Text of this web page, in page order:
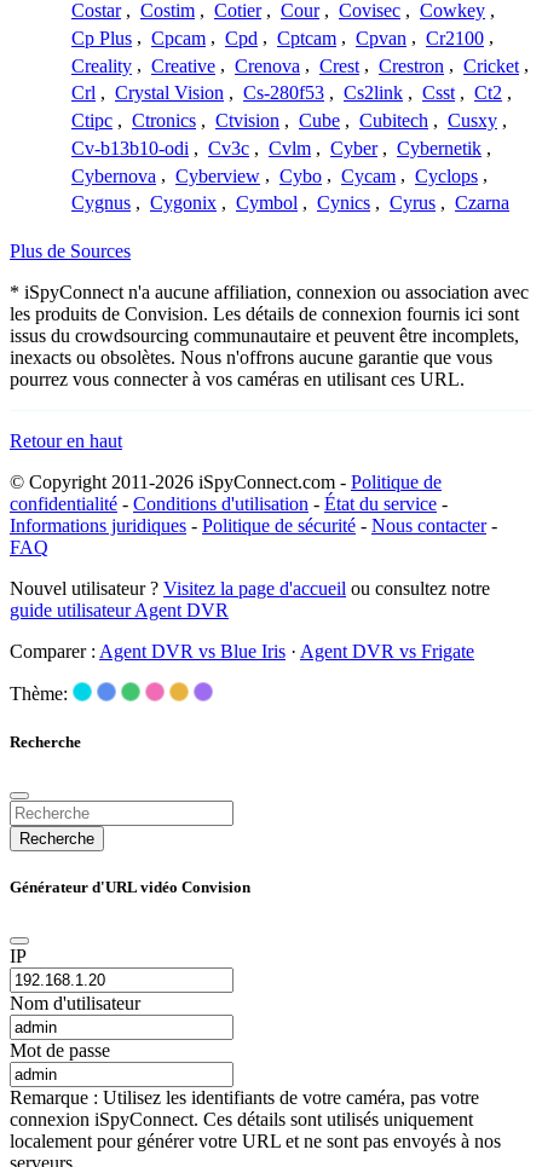
Costar , Costim , Cotier , Cour , Covisec , Cowkey ,
Cp Plus , Cpcam , Cpd , Cptcam , Cpvan , Cr2100 ,
Creality , Creative , Crenova , Crest , Crestron , Cricket ,
Crl , Crystal Vision , Cs-280f53 , Cs2link , Csst , Ct2 ,
Ctipc , Ctronics , Ctvision , Cube , Cubitech , Cusxy ,
Cv-b13b10-odi , Cv3c , Cvlm , Cyber , Cybernetik ,
Cybernova , Cyberview , Cybo , Cycam , Cyclops ,
Cygnus , Cygonix , Cymbol , Cynics , Cyrus , Czarna
Plus de Sources
* iSpyConnect n'a aucune affiliation, connexion ou association avec
les produits de Convision. Les détails de connexion fournis ici sont
issus du crowdsourcing communautaire et peuvent être incomplets,
inexacts ou obsolètes. Nous n'offrons aucune garantie que vous
pourrez vous connecter à vos caméras en utilisant ces URL.
Retour en haut
© Copyright 2011-2026 iSpyConnect.com - Politique de
confidentialité - Conditions d'utilisation - État du service -
Informations juridiques - Politique de sécurité - Nous contacter-
FAQ
Nouvel utilisateur ? Visitez la page d'accueil ou consultez notre
guide utilisateur Agent DVR
Comparer : Agent DVR vs Blue Iris · Agent DVR vs Frigate
Thème:
Recherche
Recherche
Générateur d'URL vidéo Convision
IP
Nom d'utilisateur
Mot de passe
Remarque : Utilisez les identifiants de votre caméra, pas votre
connexion iSpyConnect. Ces détails sont utilisés uniquement
localement pour générer votre URL et ne sont pas envoyés à nos
serveurs.